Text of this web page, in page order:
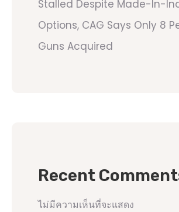
Stalled Despite Made-In-
Options, CAG Says Only 8
Guns Acquired
Recent
ไม่มีความเห็นที่จะแสดง